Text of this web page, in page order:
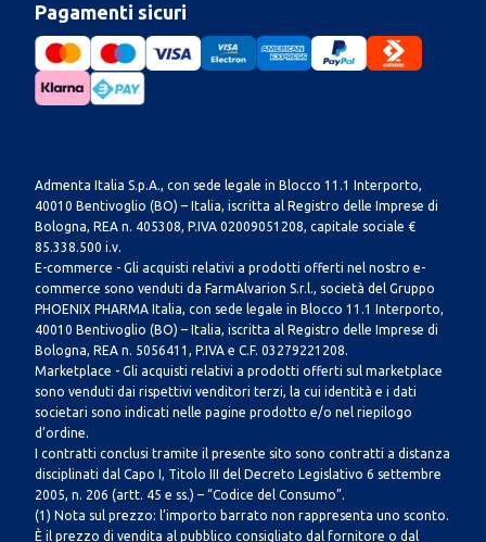
Pagamenti sicuri
Admenta Italia S.p.A., con sede legale in Blocco 11.1 Interporto,
40010 Bentivoglio (BO) – Italia, iscritta al Registro delle Imprese di
Bologna, REA n. 405308, P.IVA 02009051208, capitale sociale €
85.338.500 i.v.
E-commerce - Gli acquisti relativi a prodotti offerti nel nostro e-
commerce sono venduti da FarmAlvarion S.r.l., società del Gruppo
PHOENIX PHARMA Italia, con sede legale in Blocco 11.1 Interporto,
40010 Bentivoglio (BO) – Italia, iscritta al Registro delle Imprese di
Bologna, REA n. 5056411, P.IVA e C.F. 03279221208.
Marketplace - Gli acquisti relativi a prodotti offerti sul marketplace
sono venduti dai rispettivi venditori terzi, la cui identità e i dati
societari sono indicati nelle pagine prodotto e/o nel riepilogo
d’ordine.
I contratti conclusi tramite il presente sito sono contratti a distanza
disciplinati dal Capo I, Titolo III del Decreto Legislativo 6 settembre
2005, n. 206 (artt. 45 e ss.) – “Codice del Consumo”.
(1) Nota sul prezzo: l’importo barrato non rappresenta uno sconto.
È il prezzo di vendita al pubblico consigliato dal fornitore o dal